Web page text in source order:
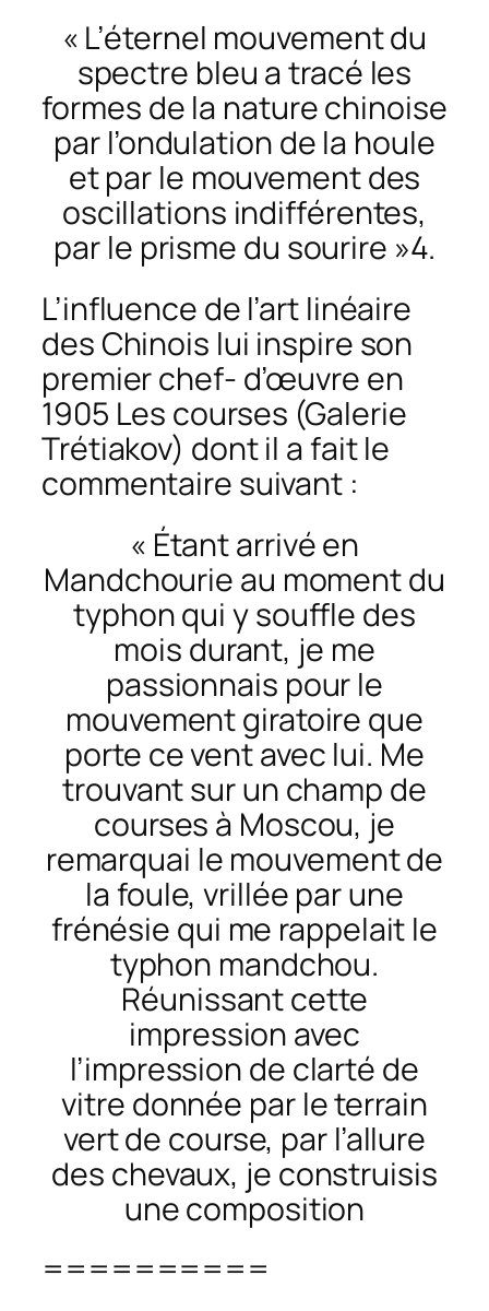
« L’éternel mouvement du
spectre bleu a tracé les
formes de la nature chinoise
par l’ondulation de la houle
et par le mouvement des
oscillations indifférentes,
par le prisme du sourire »4.
L’influence de l’art linéaire
des Chinois lui inspire son
premier chef- d’œuvre en
1905 Les courses (Galerie
Trétiakov) dont il a fait le
commentaire suivant :
« Étant arrivé en
Mandchourie au moment du
typhon qui y souffle des
mois durant, je me
passionnais pour le
mouvement giratoire que
porte ce vent avec lui. Me
trouvant sur un champ de
courses à Moscou, je
remarquai le mouvement de
la foule, vrillée par une
frénésie qui me rappelait le
typhon mandchou.
Réunissant cette
impression avec
l’impression de clarté de
vitre donnée par le terrain
vert de course, par l’allure
des chevaux, je construisis
une composition
==========